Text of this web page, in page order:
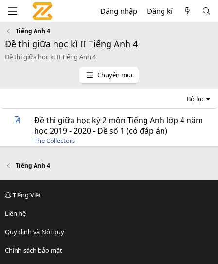
Đăng nhập Đăng kí
Tiếng Anh 4
Đề thi giữa học kì II Tiếng Anh 4
Đề thi giữa học kì II Tiếng Anh 4
Chuyên mục
Bộ lọc
Đề thi giữa học kỳ 2 môn Tiếng Anh lớp 4 năm
học 2019 - 2020 - Đề số 1 (có đáp án)
The Collectors
Tiếng Anh 4
Tiếng Việt
Liên hệ
Quy định và Nội quy
Chính sách bảo mật